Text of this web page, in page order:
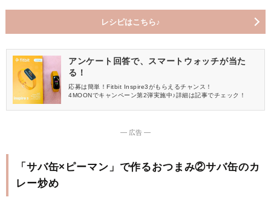
レシピはこちら♪
アンケート回答で、スマートウォッチが当た
る！
応募は簡単！Fitbit Inspire3がもらえるチャンス！
4MOONでキャンペーン第2弾実施中♪詳細は記事でチェック！
― 広告 ―
「サバ缶×ピーマン」で作るおつまみ②サバ缶のカ
レー炒め